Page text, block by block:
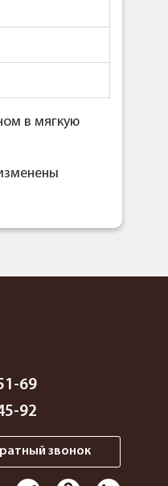
в мягкую
69
92
звонок